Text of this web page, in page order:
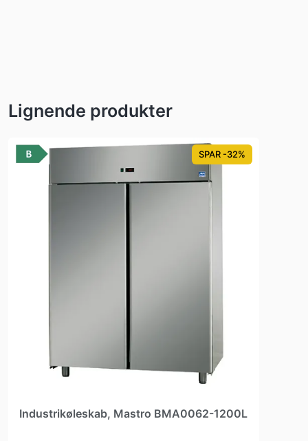
Lignende produkter
SPAR -32%
Industrikøleskab, Mastro BMA0062-1200L